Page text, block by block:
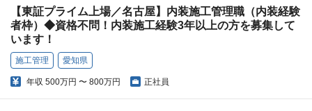
【東証プライム上場／名古屋】内装施工管理職（内装経験
者枠）◆資格不問！内装施工経験3年以上の方を募集して
います！
施工管理 愛知県
年収 500万円 〜 800万円 正社員